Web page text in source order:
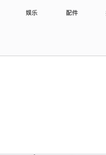
娱乐 配件